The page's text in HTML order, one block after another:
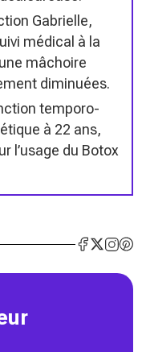
Gabrielle,
médical à la
mâchoire
diminuées.
temporo-
à 22 ans,
l’usage du Botox